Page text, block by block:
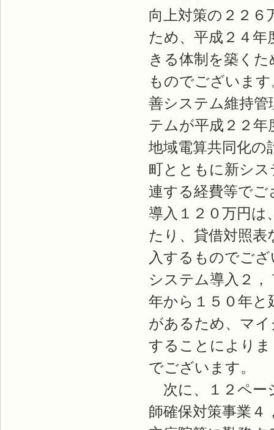
向上対策の２２６
ため、平成２４
きる体制を築く
ものでございま
善システム維持管
テムが平成２２
地域電算共同化の
町とともに新シ
連する経費等で
導入１２０万円は
たり、貸借対照
入するものでご
システム導入２，
年から１５０年
があるため、マ
することにより
でございます。
次に、１２ペー
師確保対策事業４